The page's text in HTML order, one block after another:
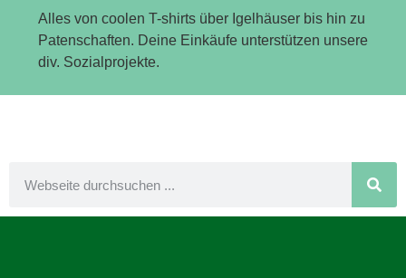
Alles von coolen T-shirts über Igelhäuser bis hin zu
Patenschaften. Deine Einkäufe unterstützen unsere
div. Sozialprojekte.